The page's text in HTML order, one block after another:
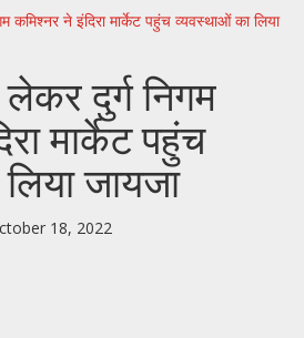
कमिश्नर ने इंदिरा मार्केट पहुंच व्यवस्थाओं का लिया
लेकर दुर्ग निगम
मार्केट पहुंच
जायजा
18, 2022